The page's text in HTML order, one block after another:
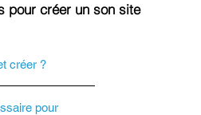
pour créer un son site
créer ?
pour